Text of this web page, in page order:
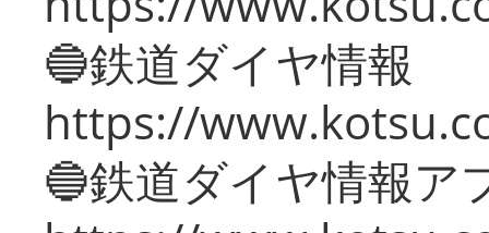
🔵鉄道ダイヤ情報
https://
🔵鉄道ダイヤ情報ア